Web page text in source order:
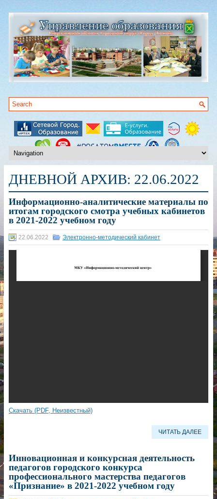
ДНЕВНОЙ АРХИВ: 22.06.2022
Информационно-аналитические материалы по
итогам городского смотра учебных кабинетов
в 2021-2022 учебном году
22.06.2022 Электронно-методический кабинет
Скачать (PDF, Неизвестный)
ЧИТАТЬ ДАЛЕЕ
Инновационная и конкурсная деятельность
педагогов городского конкурса
профессионального мастерства педагогов
«Признание» в 2021-2022 учебном году